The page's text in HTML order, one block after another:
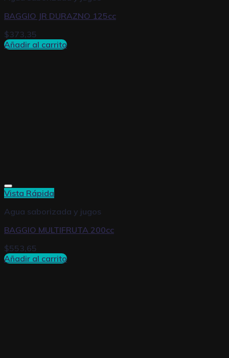
BAGGIO JR DURAZNO 125cc
$373,35
Añadir al carrito
Vista Rápida
Agua saborizada y jugos
BAGGIO MULTIFRUTA 200cc
$553,65
Añadir al carrito